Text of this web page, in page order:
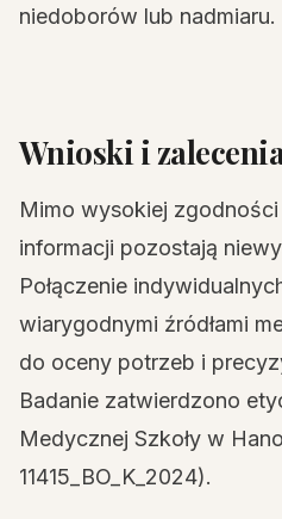
niedoborów lub nadmiaru.
Wnioski i
Mimo wysokiej
informacji pozostają
Połączenie
wiarygodnymi źródłami
do oceny potrzeb i
Badanie zatwierdzono
Medycznej Szkoły w
11415_BO_K_2024).